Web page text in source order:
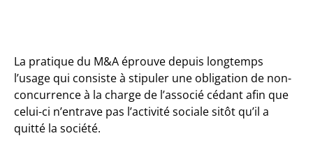
La pratique du M&A éprouve depuis longtemps
l’usage qui consiste à stipuler une obligation de non-
concurrence à la charge de l’associé cédant afin que
celui-ci n’entrave pas l’activité sociale sitôt qu’il a
quitté la société.